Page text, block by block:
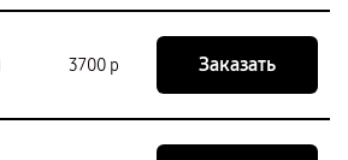
3700 р Заказать